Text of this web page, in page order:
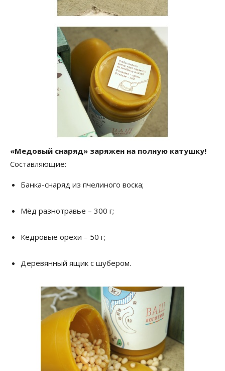
«Медовый снаряд» заряжен на полную катушку!
Составляющие:
Банка-снаряд из пчелиного воска;
Мёд разнотравье – 300 г;
Кедровые орехи – 50 г;
Деревянный ящик с шубером.